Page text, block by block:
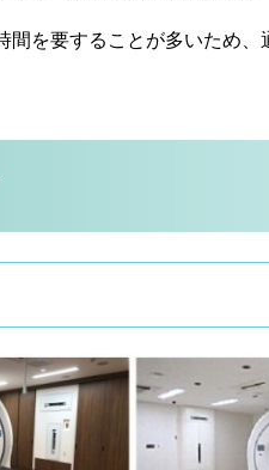
を要することが多いため、